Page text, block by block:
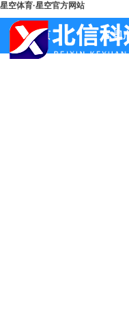
星空体育·星空官方网站
首页 公司